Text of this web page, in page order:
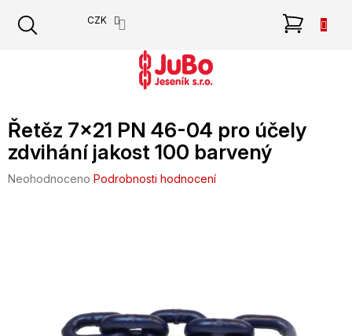
obsah
CZK
Řetěz 7x21 PN 46-04 pro účely
zdvihání jakost 100 barvený
Průměrné
Neohodnoceno Podrobnosti hodnocení